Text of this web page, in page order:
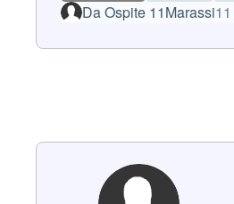
DaOspite 11Marassi